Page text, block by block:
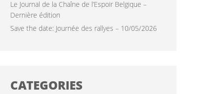
Le Journal de la Chaîne de l’Espoir Belgique –
Dernière édition
Save the date: Journée des rallyes – 10/05/2026
CATÉGORIES